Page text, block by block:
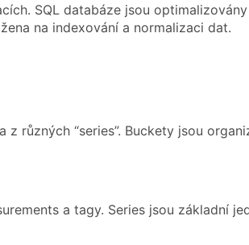
SQL databáze jsou
na indexování a normalizaci dat.
různých “series”. Buckety jsou
a tagy. Series jsou základní